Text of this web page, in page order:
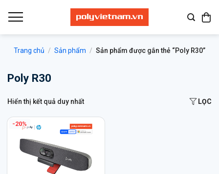
qua
Trang chủ / Sản phẩm / Sản phẩm được gắn thẻ “Poly R30”
Poly R30
Hiển thị kết quả duy nhất LỌC
-20%